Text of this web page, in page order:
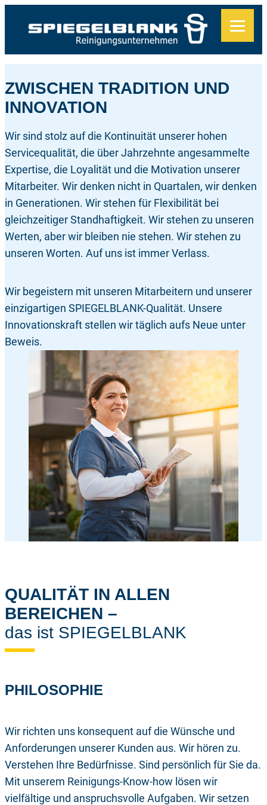
Inhalt
ZWISCHEN TRADITION UND
INNOVATION
Wir sind stolz auf die Kontinuität unserer hohen
Servicequalität, die über Jahrzehnte angesammelte
Expertise, die Loyalität und die Motivation unserer
Mitarbeiter. Wir denken nicht in Quartalen, wir denken
in Generationen. Wir stehen für Flexibilität bei
gleichzeitiger Standhaftigkeit. Wir stehen zu unseren
Werten, aber wir bleiben nie stehen. Wir stehen zu
unseren Worten. Auf uns ist immer Verlass.
Wir begeistern mit unseren Mitarbeitern und unserer
einzigartigen SPIEGELBLANK-Qualität. Unsere
Innovationskraft stellen wir täglich aufs Neue unter
Beweis.
QUALITÄT IN ALLEN
BEREICHEN –
das ist SPIEGELBLANK
PHILOSOPHIE
Wir richten uns konsequent auf die Wünsche und
Anforderungen unserer Kunden aus. Wir hören zu.
Verstehen Ihre Bedürfnisse. Sind persönlich für Sie da.
Mit unserem Reinigungs-Know-how lösen wir
vielfältige und anspruchsvolle Aufgaben. Wir setzen